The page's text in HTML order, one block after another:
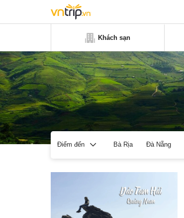
Khách sạn
Điểm đến Bà Rịa Đà Nẵng